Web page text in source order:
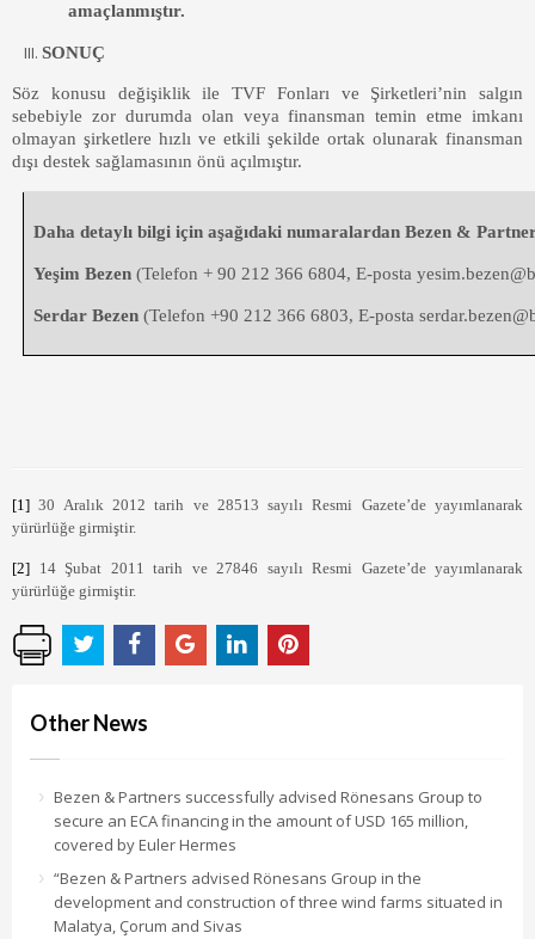
amaçlanmıştır.
SONUÇ
Söz konusu değişiklik ile TVF Fonları ve Şirketleri’nin salgın
sebebiyle zor durumda olan veya finansman temin etme imkanı
olmayan şirketlere hızlı ve etkili şekilde ortak olunarak finansman
dışı destek sağlamasının önü açılmıştır.
Daha detaylı bilgi için aşağıdaki numaralardan Bezen &
Yeşim Bezen (Telefon + 90 212 366 6804, E-posta
Serdar Bezen (Telefon +90 212 366 6803, E-posta
[1] 30 Aralık 2012 tarih ve 28513 sayılı Resmi Gazete’de yayımlanarak
yürürlüğe girmiştir.
[2] 14 Şubat 2011 tarih ve 27846 sayılı Resmi Gazete’de yayımlanarak
yürürlüğe girmiştir.
Other News
Bezen & Partners successfully advised Rönesans Group to
secure an ECA financing in the amount of USD 165 million,
covered by Euler Hermes
“Bezen & Partners advised Rönesans Group in the
development and construction of three wind farms situated in
Malatya, Çorum and Sivas